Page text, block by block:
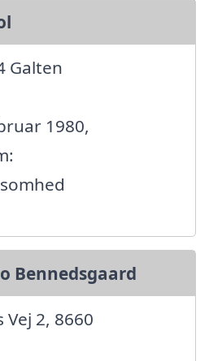
Galten
1980,
Bennedsgaard
2, 8660